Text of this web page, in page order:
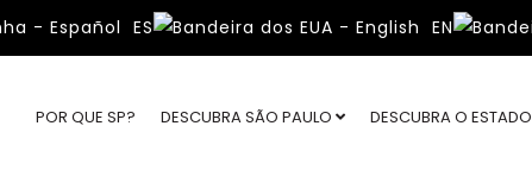
ES EN
POR QUE SP? DESCUBRA SÃO PAULO DESCUBRA O ESTADO